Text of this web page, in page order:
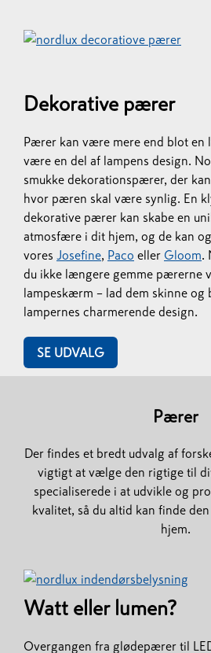
Dekorative pærer
Pærer kan være mere end blot en
være en del af lampens design.
smukke dekorationspærer, der
hvor pæren skal være synlig. En
dekorative pærer kan skabe en
atmosfære i dit hjem, og de kan
vores Josefine Paco eller Gloom
du ikke længere gemme pærerne
lampeskærm – lad dem skinne og
lampernes charmerende design.​​​​​​​
SE UDVALG
Pærer
Der findes et bredt udvalg af
vigtigt at vælge den rigtige til
specialiserede i at udvikle og
kvalitet, så du altid kan finde
hjem.
Watt eller lumen?
Overgangen fra glødepærer til